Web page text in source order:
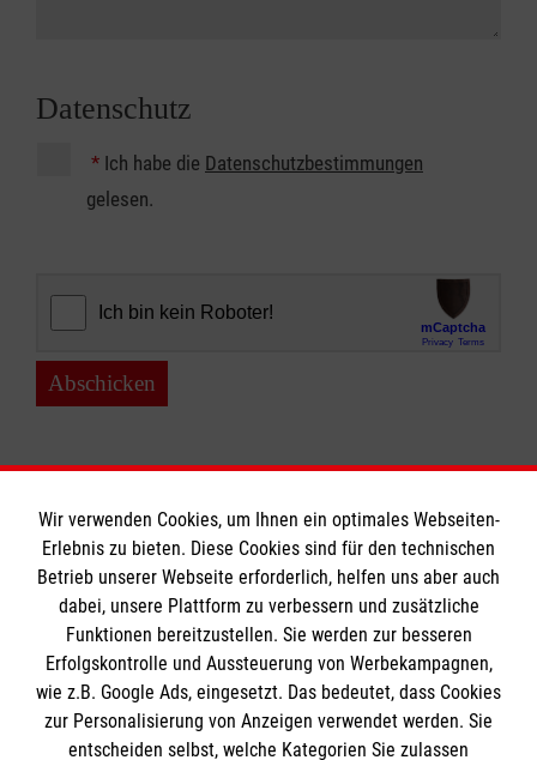
Datenschutz
* Ich habe die Datenschutzbestimmungen
gelesen.
Abschicken
Informationen
Impressum
Datenschutz
Kontakt
Die Malteser
Wir verwenden Cookies, um Ihnen ein optimales Webseiten-
Erlebnis zu bieten. Diese Cookies sind für den technischen
Betrieb unserer Webseite erforderlich, helfen uns aber auch
dabei, unsere Plattform zu verbessern und zusätzliche
Funktionen bereitzustellen. Sie werden zur besseren
Erfolgskontrolle und Aussteuerung von Werbekampagnen,
wie z.B. Google Ads, eingesetzt. Das bedeutet, dass Cookies
zur Personalisierung von Anzeigen verwendet werden. Sie
entscheiden selbst, welche Kategorien Sie zulassen